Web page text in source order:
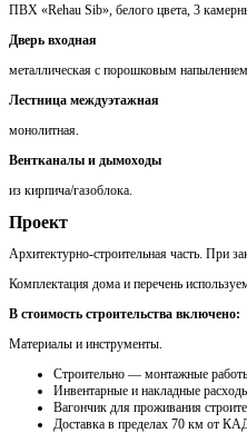
ПВХ «Rehau Sib», белого цвета, 3
Дверь входная
металлическая с порошковым
Лестница междуэтажная
монолитная.
Вентканалы и дымоходы
из кирпича/газоблока.
Проект
Архитектурно-строительная часть. При
Комплектация дома и перечень
В стоимость строительства включено:
Материалы и инструменты.
Cтроительно — монтажные
Инвентарные и накладные
Вагончик для проживания
Доставка в пределах 70 км от